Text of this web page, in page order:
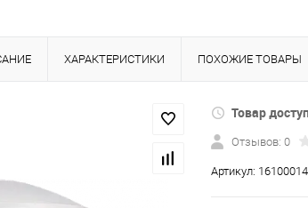
ХАРАКТЕРИСТИКИ ПОХОЖИЕ ТОВАРЫ
Товар
Отзывов: 0
Артикул: 16100014